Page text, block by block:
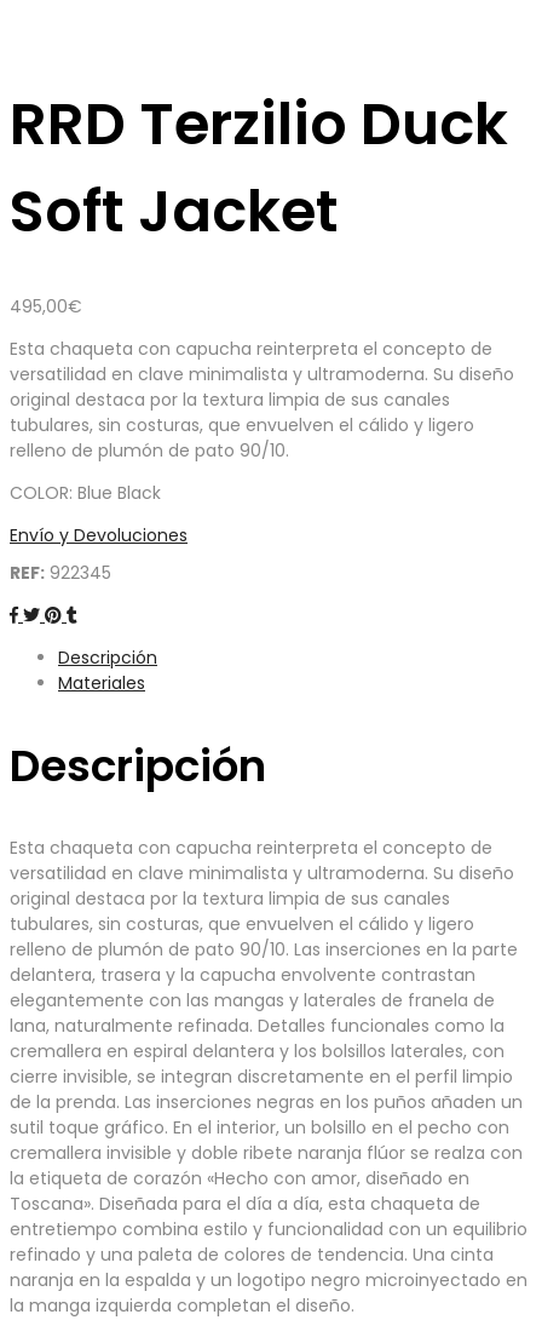
RRD Terzilio Duck
Soft Jacket
495,00€
Esta chaqueta con capucha reinterpreta el concepto de
versatilidad en clave minimalista y ultramoderna. Su diseño
original destaca por la textura limpia de sus canales
tubulares, sin costuras, que envuelven el cálido y ligero
relleno de plumón de pato 90/10.
COLOR: Blue Black
Envío y Devoluciones
REF: 922345
Descripción
Materiales
Descripción
Esta chaqueta con capucha reinterpreta el concepto de
versatilidad en clave minimalista y ultramoderna. Su diseño
original destaca por la textura limpia de sus canales
tubulares, sin costuras, que envuelven el cálido y ligero
relleno de plumón de pato 90/10. Las inserciones en la parte
delantera, trasera y la capucha envolvente contrastan
elegantemente con las mangas y laterales de franela de
lana, naturalmente refinada. Detalles funcionales como la
cremallera en espiral delantera y los bolsillos laterales, con
cierre invisible, se integran discretamente en el perfil limpio
de la prenda. Las inserciones negras en los puños añaden un
sutil toque gráfico. En el interior, un bolsillo en el pecho con
cremallera invisible y doble ribete naranja flúor se realza con
la etiqueta de corazón «Hecho con amor, diseñado en
Toscana». Diseñada para el día a día, esta chaqueta de
entretiempo combina estilo y funcionalidad con un equilibrio
refinado y una paleta de colores de tendencia. Una cinta
naranja en la espalda y un logotipo negro microinyectado en
la manga izquierda completan el diseño.